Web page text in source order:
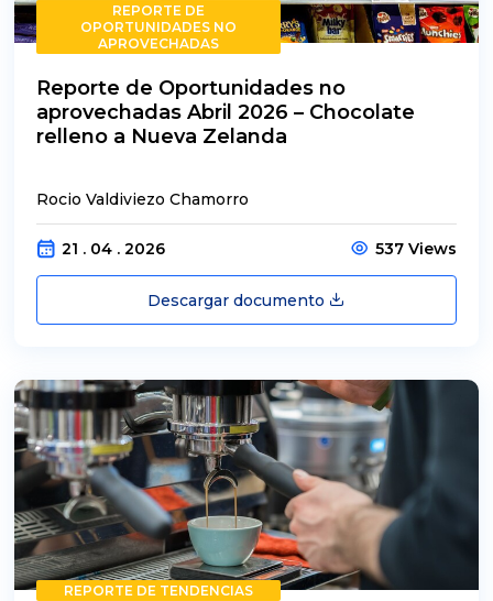
REPORTE DE
OPORTUNIDADES NO
APROVECHADAS
Reporte de Oportunidades no
aprovechadas Abril 2026 – Chocolate
relleno a Nueva Zelanda
Rocio Valdiviezo Chamorro
21 . 04 . 2026 537 Views
Descargar documento
REPORTE DE TENDENCIAS